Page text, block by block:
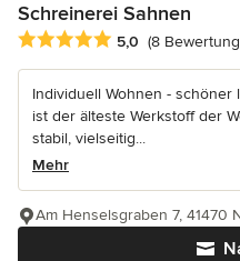
Schreinerei Sahnen
Durchschnittliche
5,0 (8
Individuell Wohnen - schöner
ist der älteste Werkstoff der
stabil, vielseitig...
Mehr
Am Henselsgraben 7, 41470